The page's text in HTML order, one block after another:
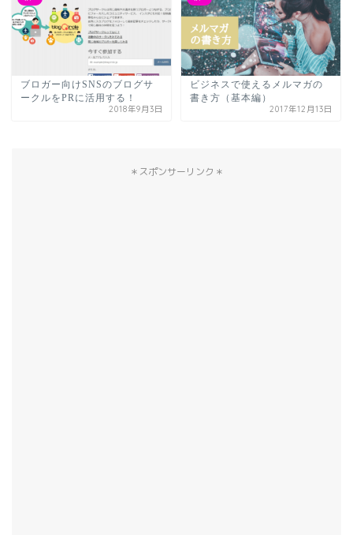
ブロガー向けSNSのブログサ
ークルをPRに活用する！
2018年9月3日
ビジネスで使えるメルマガの
書き方（基本編）
2017年12月13日
＊スポンサーリンク＊